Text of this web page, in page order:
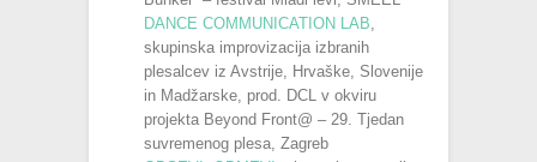
DANCE COMMUNICATION LAB,
skupinska improvizacija izbranih
plesalcev iz Avstrije, Hrvaške, Slovenije
in Madžarske, prod. DCL v okviru
projekta Beyond Front@ – 29. Tjedan
suvremenog plesa, Zagreb